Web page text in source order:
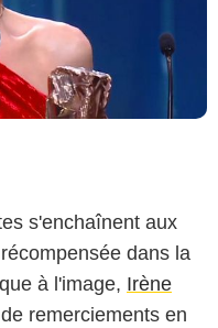
s'enchaînent aux
dans la
à l'image, Irène
remerciements en